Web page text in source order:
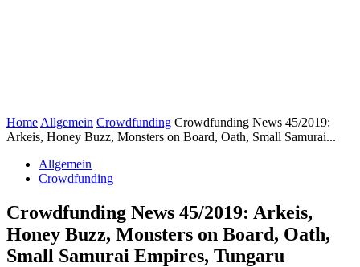
Home Allgemein Crowdfunding Crowdfunding News 45/2019:
Arkeis, Honey Buzz, Monsters on Board, Oath, Small Samurai...
Allgemein
Crowdfunding
Crowdfunding News 45/2019: Arkeis,
Honey Buzz, Monsters on Board, Oath,
Small Samurai Empires, Tungaru